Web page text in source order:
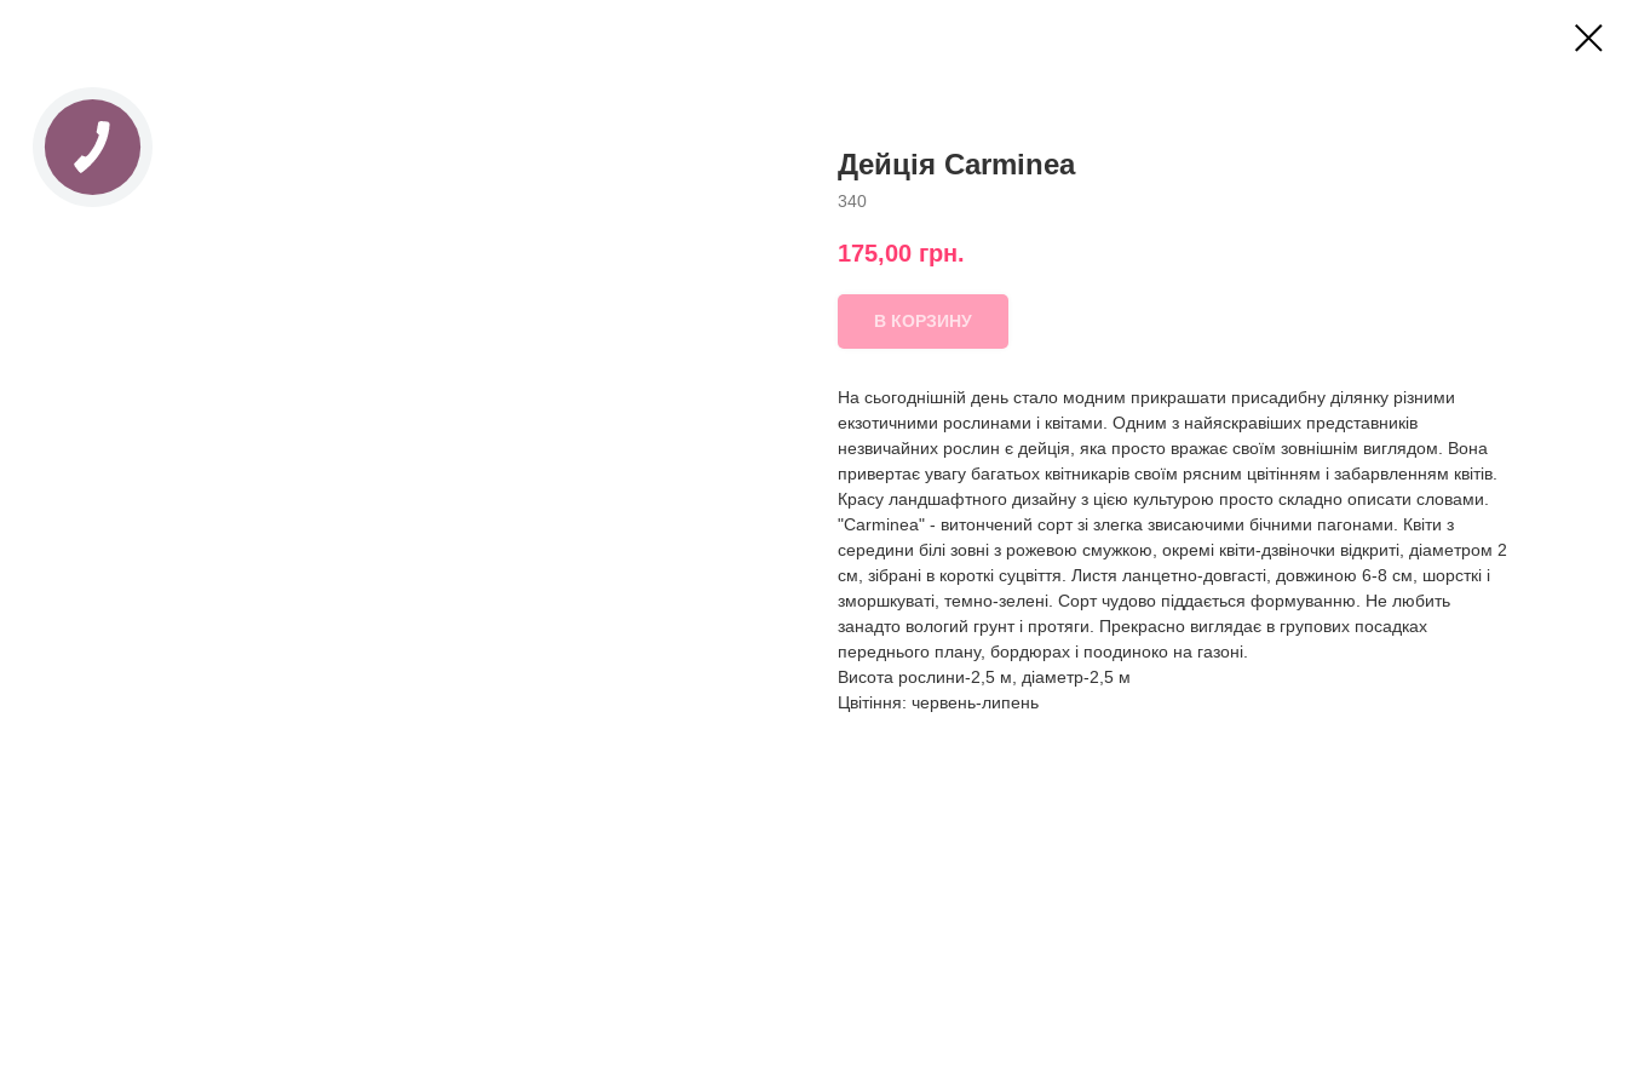
Дейція Carminea
340
175,00 грн.
В КОРЗИНУ
На сьогоднішній день стало модним прикрашати присадибну ділянку різними
екзотичними рослинами і квітами. Одним з найяскравіших представників
незвичайних рослин є дейція, яка просто вражає своїм зовнішнім виглядом. Вона
привертає увагу багатьох квітникарів своїм рясним цвітінням і забарвленням квітів.
Красу ландшафтного дизайну з цією культурою просто складно описати словами.
"Carminea" - витончений сорт зі злегка звисаючими бічними пагонами. Квіти з
середини білі зовні з рожевою смужкою, окремі квіти-дзвіночки відкриті, діаметром 2
см, зібрані в короткі суцвіття. Листя ланцетно-довгасті, довжиною 6-8 см, шорсткі і
зморшкуваті, темно-зелені. Сорт чудово піддається формуванню. Не любить
занадто вологий грунт і протяги. Прекрасно виглядає в групових посадках
переднього плану, бордюрах і поодиноко на газоні.
Висота рослини-2,5 м, діаметр-2,5 м
Цвітіння: червень-липень